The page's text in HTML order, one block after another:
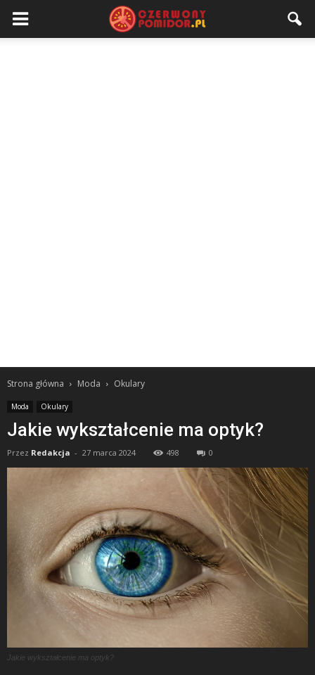
Strona główna Moda Okulary
Moda Okulary
Jakie wykształcenie ma optyk?
Przez Redakcja - 27 marca 2024 498 0
Jakie wykształcenie ma optyk?